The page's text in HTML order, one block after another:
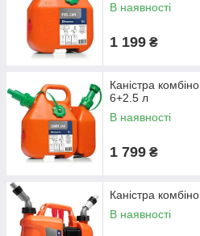
В наявності
1 199 ₴
Каністра
6+2.5 л
В наявності
1 799 ₴
Каністра
В наявності